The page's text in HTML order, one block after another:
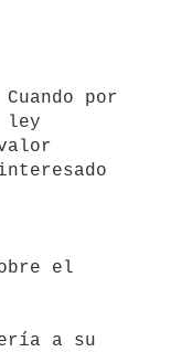
por
ley
el
a su